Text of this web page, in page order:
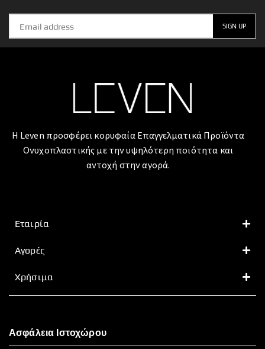
Η Leven προσφέρει κορυφαία Επαγγελματικά Προϊόντα
Ονυχοπλαστικής με την υψηλότερη ποιότητα και
αντοχή στην αγορά.
Εταιρία
Αγορές
Χρήσιμα
Ασφάλεια Ιστοχώρου